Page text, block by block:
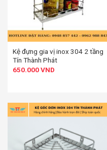
Kệ đựng gia vị inox 304 2 tầng
Tín Thành Phát
650.000VND